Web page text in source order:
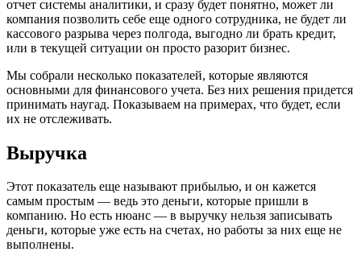
отчет системы аналитики, и сразу будет понятно, может ли
компания позволить себе еще одного сотрудника, не будет ли
кассового разрыва через полгода, выгодно ли брать кредит,
или в текущей ситуации он просто разорит бизнес.
Мы собрали несколько показателей, которые являются
основными для финансового учета. Без них решения придется
принимать наугад. Показываем на примерах, что будет, если
их не отслеживать.
Выручка
Этот показатель еще называют прибылью, и он кажется
самым простым — ведь это деньги, которые пришли в
компанию. Но есть нюанс — в выручку нельзя записывать
деньги, которые уже есть на счетах, но работы за них еще не
выполнены.